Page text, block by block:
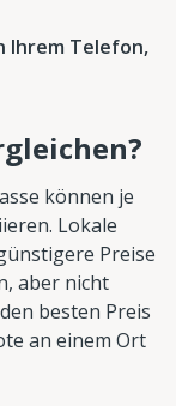
Ihrem Telefon,
können je
Lokale
Preise
aber nicht
besten Preis
an einem Ort